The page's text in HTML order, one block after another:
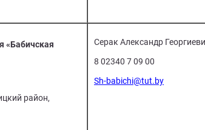
«Бабичская
район,
Серак Александр
8 02340 7 09 00
Sh-babichi@tut.by